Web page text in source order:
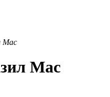
Mac
Mac